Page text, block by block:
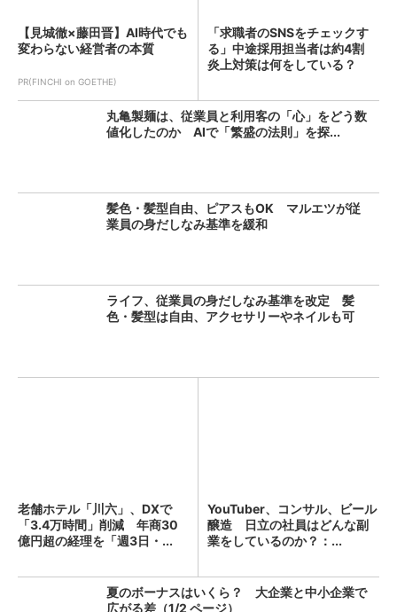
【見城徹×藤田晋】AI時代でも
変わらない経営者の本質
PR(FINCHI on GOETHE)
「求職者のSNSをチェックす
る」中途採用担当者は約4割
炎上対策は何をしている？
丸亀製麺は、従業員と利用客の「心」をどう数
値化したのか AIで「繁盛の法則」を探...
髪色・髪型自由、ピアスもOK マルエツが従
業員の身だしなみ基準を緩和
ライフ、従業員の身だしなみ基準を改定 髪
色・髪型は自由、アクセサリーやネイルも可
老舗ホテル「川六」、DXで
「3.4万時間」削減 年商30
億円超の経理を「週3日・...
YouTuber、コンサル、ビール
醸造 日立の社員はどんな副
業をしているのか？：...
夏のボーナスはいくら？ 大企業と中小企業で
広がる差（1/2 ページ）